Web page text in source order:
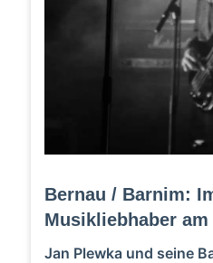
Bernau / Barnim:
Musikliebhaber
Jan Plewka und seine